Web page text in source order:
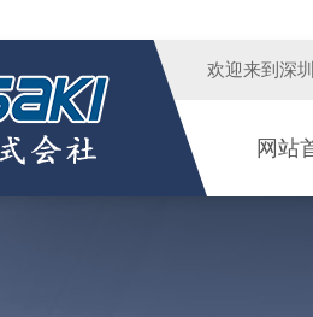
欢迎来到 深
网站